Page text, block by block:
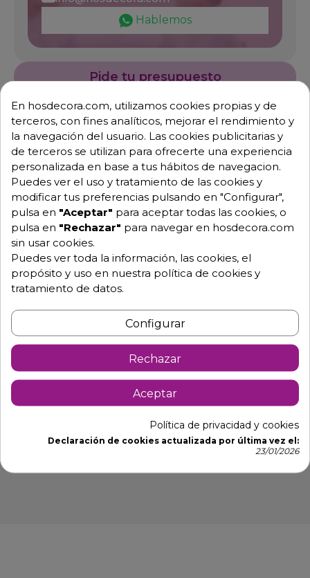
Hablemos
Pide tu presupuesto
Descripción Detalles de producto
Taburete económico de polywood
Peral
-Estructura de aluminio lacada en color negro.
-Lamas de 7.8 cm de ancho de pollywood color nogal
-Tornillos de union en color negro.
-Patas de 28 x 28 x 1.2 mm.
En hosdecora.com, utilizamos cookies propias y de
terceros, con fines analíticos, mejorar el rendimiento y
la navegación del usuario. Las cookies publicitarias y
de terceros se utilizan para ofrecerte una experiencia
personalizada en base a tus hábitos de navegacion.
Puedes ver el uso y tratamiento de las cookies y
modificar tus preferencias pulsando en "Configurar",
pulsa en "Aceptar" para aceptar todas las cookies, o
pulsa en "Rechazar" para navegar en hosdecora.com
sin usar cookies.
Puedes ver toda la información, las cookies, el
propósito y uso en nuestra política de cookies y
tratamiento de datos.
Configurar
Rechazar
Aceptar
Política de privacidad y cookies
Declaración de cookies actualizada por última vez el:
23/01/2026